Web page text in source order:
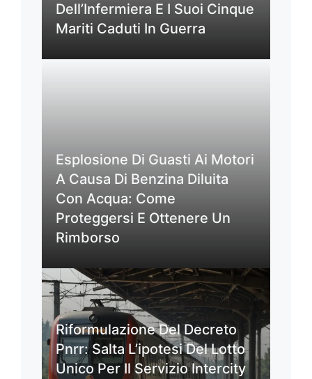
Dell’Infermiera E I Suoi Cinque
Mariti Caduti In Guerra
Esplosione Di Guasti Ai Motori
A Causa Di Benzina Diluita
Con Acqua: Come
Proteggersi E Ottenere Un
Rimborso
Riformulazione Del Decreto
Pnrr: Salta L’ipotesi Del Lotto
Unico Per Il Servizio Intercity